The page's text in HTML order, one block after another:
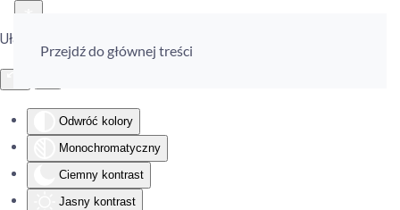
Ułatwienia dostępu
Odwróć kolory
Monochromatyczny
Ciemny kontrast
Jasny kontrast
Przejdź do głównej treści